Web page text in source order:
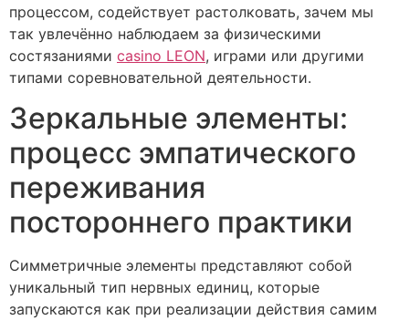
процессом, содействует растолковать, зачем мы
так увлечённо наблюдаем за физическими
состязаниями casino LEON, играми или другими
типами соревновательной деятельности.
Зеркальные элементы:
процесс эмпатического
переживания
постороннего практики
Симметричные элементы представляют собой
уникальный тип нервных единиц, которые
запускаются как при реализации действия самим